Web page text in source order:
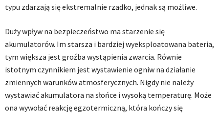
typu zdarzają się ekstremalnie rzadko, jednak są możliwe.
Duży wpływ na bezpieczeństwo ma starzenie się
akumulatorów. Im starsza i bardziej wyeksploatowana bateria,
tym większa jest groźba wystąpienia zwarcia. Równie
istotnym czynnikiem jest wystawienie ogniw na działanie
zmiennych warunków atmosferycznych. Nigdy nie należy
wystawiać akumulatora na słońce i wysoką temperaturę. Może
ona wywołać reakcję egzotermiczną, która kończy się